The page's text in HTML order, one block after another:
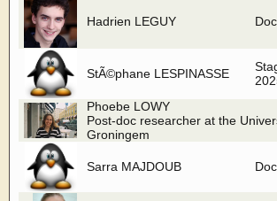
Hadrien LEGUY
StÃ©phane LESPINASSE
Phoebe LOWY
Post-doc researcher at the
Groningem
Sarra MAJDOUB